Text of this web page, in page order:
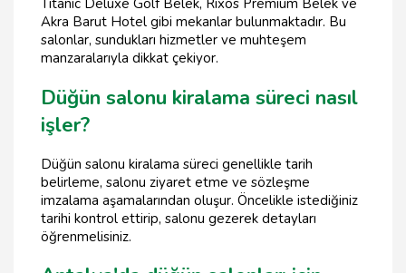
Titanic Deluxe Golf Belek, Rixos Premium Belek ve
Akra Barut Hotel gibi mekanlar bulunmaktadır. Bu
salonlar, sundukları hizmetler ve muhteşem
manzaralarıyla dikkat çekiyor.
Düğün salonu kiralama süreci nasıl
işler?
Düğün salonu kiralama süreci genellikle tarih
belirleme, salonu ziyaret etme ve sözleşme
imzalama aşamalarından oluşur. Öncelikle istediğiniz
tarihi kontrol ettirip, salonu gezerek detayları
öğrenmelisiniz.